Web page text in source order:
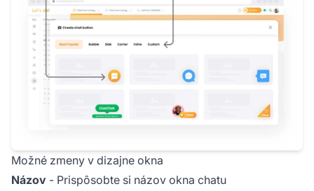
Možné zmeny v dizajne okna
Názov - Prispôsobte si názov okna chatu